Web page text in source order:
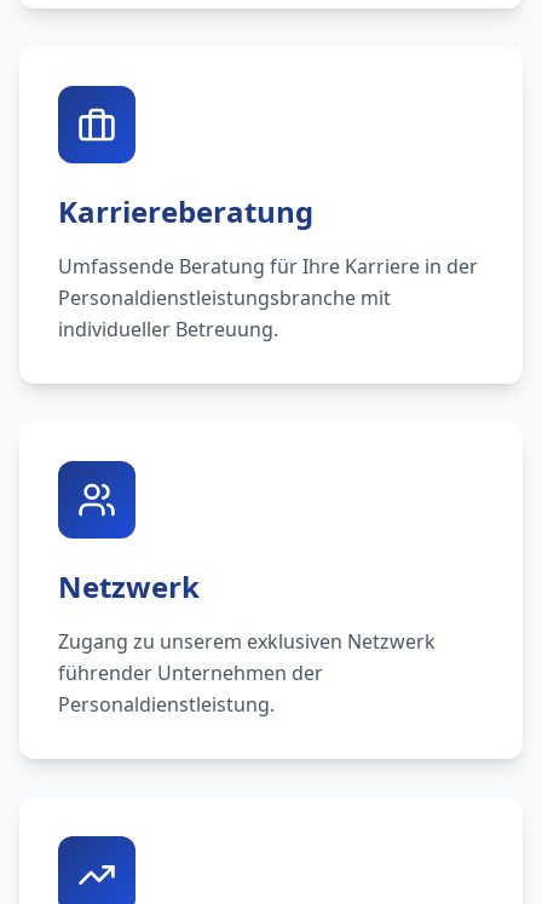
Karriereberatung
Umfassende Beratung für Ihre Karriere in der
Personaldienstleistungsbranche mit
individueller Betreuung.
Netzwerk
Zugang zu unserem exklusiven Netzwerk
führender Unternehmen der
Personaldienstleistung.